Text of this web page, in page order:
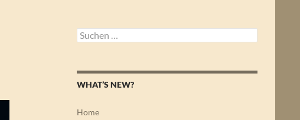
Suchen
nach:
WHAT’S NEW?
Home